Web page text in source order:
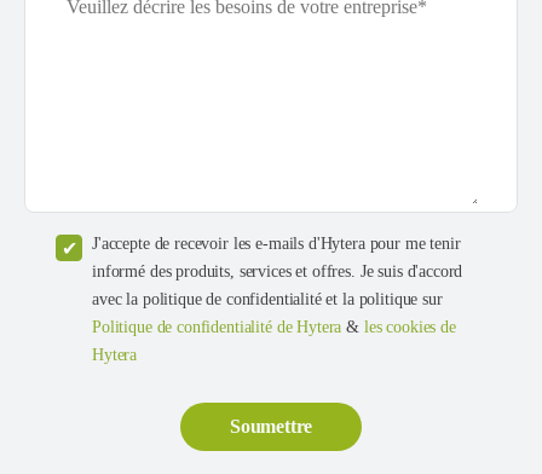
J'accepte de recevoir les e-mails d'Hytera pour me tenir
informé des produits, services et offres. Je suis d'accord
avec la politique de confidentialité et la politique sur
Politique de confidentialité de Hytera & les cookies de
Hytera